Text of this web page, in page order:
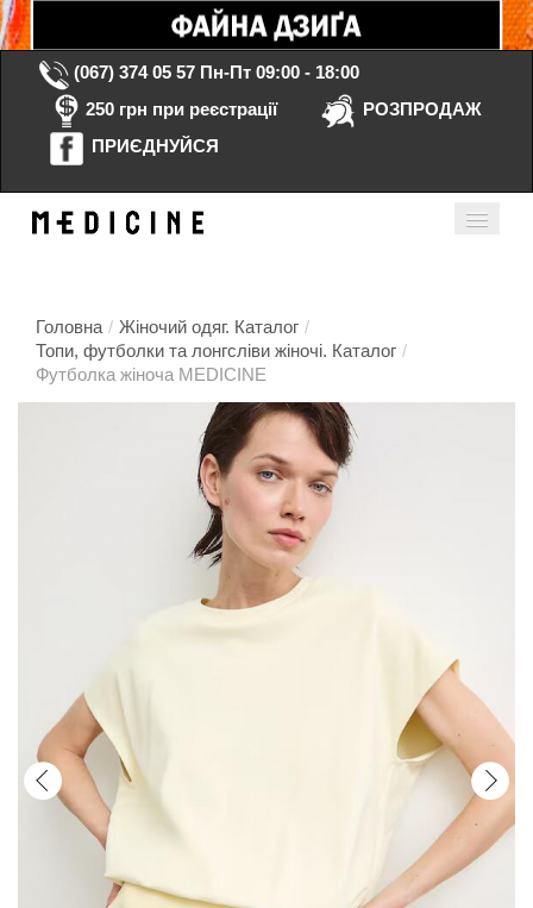
(067) 374 05 57 Пн-Пт 09:00 - 18:00
250 грн при реєстрації
РОЗПРОДАЖ
ПРИЄДНУЙСЯ
Головна / Жіночий одяг. Каталог /
Топи, футболки та лонгсліви жіночі. Каталог /
Футболка жіноча MEDICINE